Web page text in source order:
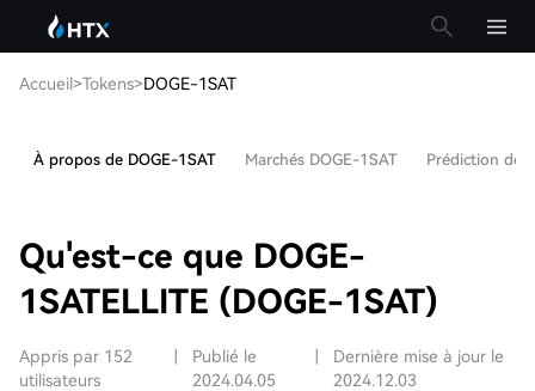
Accueil>Tokens>DOGE-1SAT
À propos de DOGE-1SAT Marchés DOGE-1SAT Prédiction de
Qu'est-ce que DOGE-
1SATELLITE (DOGE-1SAT)
Appris par 152
utilisateurs
Publié le
2024.04.05
Dernière mise à jour le
2024.12.03